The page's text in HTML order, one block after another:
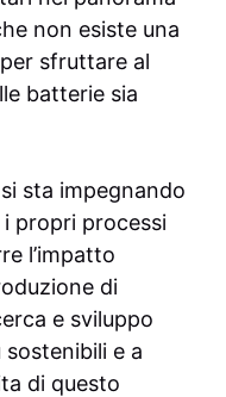
non esiste una
sfruttare al
batterie sia
sta impegnando
propri processi
l’impatto
di
e sviluppo
e a
di questo